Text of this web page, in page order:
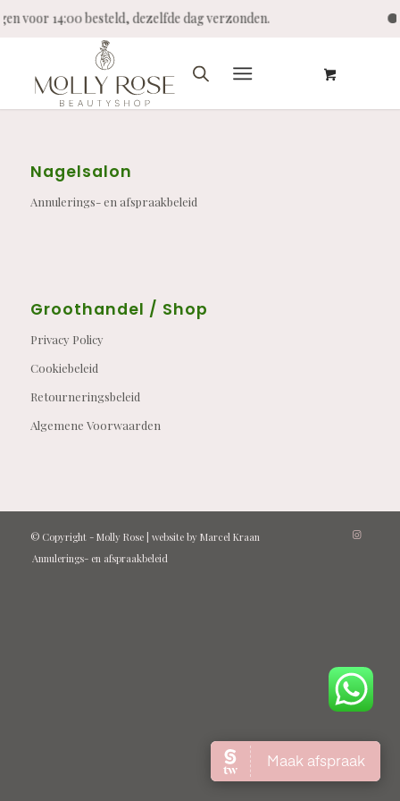
voor 14:00 besteld, dezelfde dag verzonden.
Nagelsalon
Annulerings- en afspraakbeleid
Groothandel / Shop
Privacy Policy
Cookiebeleid
Retourneringsbeleid
Algemene Voorwaarden
© Copyright - Molly Rose| website by Marcel Kraan
Annulerings- en afspraakbeleid